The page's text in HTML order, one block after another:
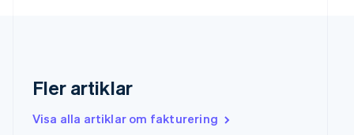
Fler artiklar
Visa alla artiklar om fakturering
English
Hongkong SAR, Kina
English 简体中文